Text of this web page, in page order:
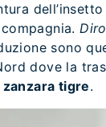
sono
dove la
zanzara tigre.